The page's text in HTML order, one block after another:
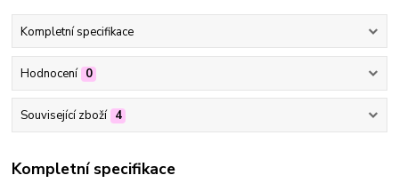
Kompletní specifikace
Hodnocení 0
Související zboží 4
Kompletní specifikace